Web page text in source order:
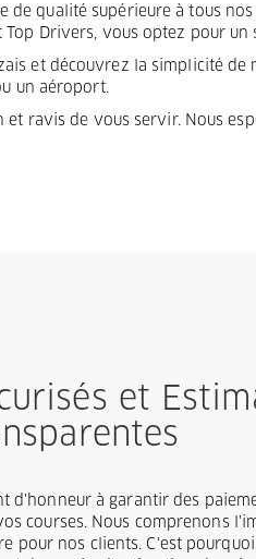
de qualité supérieure à tous
Drivers, vous optez pour
et découvrez la simplicité
un aéroport.
ravis de vous servir. Nous
et
d'honneur à garantir des
courses. Nous comprenons
pour nos clients. C'est